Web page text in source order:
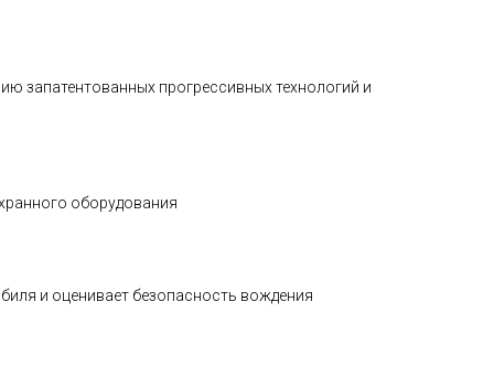
запатентованных прогрессивных технологий и
оборудования
и оценивает безопасность вождения